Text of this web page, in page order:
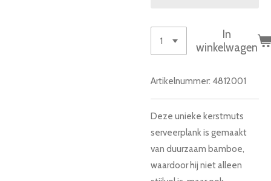
In
winkelwagen
Artikelnummer: 4812001
Deze unieke kerstmuts
serveerplank is gemaakt
van duurzaam bamboe,
waardoor hij niet alleen